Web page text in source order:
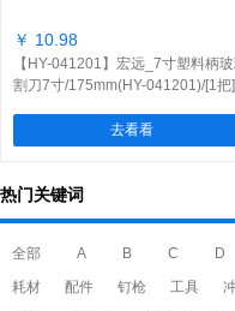
￥ 10.98
【HY-041201】宏远_7寸塑料柄
割刀7寸/175mm(HY-041201)/[1把]
去看看
热门关键词
全部 A B C D
耗材
配件 钉枪 工具